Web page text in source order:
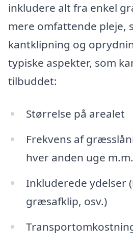
inkludere alt fra enkel
mere omfattende pleje,
kantklipning og
typiske aspekter, som
tilbuddet:
Størrelse på arealet
Frekvens af
hver anden uge
Inkluderede ydelser
græsafklip, osv.)